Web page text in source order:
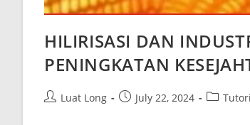
HILIRISASI DAN
PENINGKATAN
Luat Long July 22, 2024